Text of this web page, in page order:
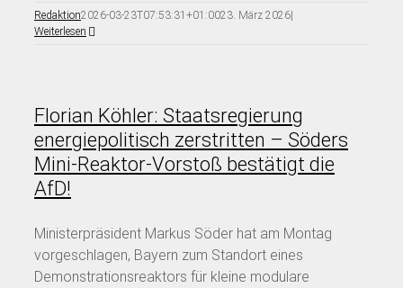
Redaktion2026-03-23T07:53:31+01:0023. März 2026|
Weiterlesen
Florian Köhler: Staatsregierung
energiepolitisch zerstritten – Söders
Mini-Reaktor-Vorstoß bestätigt die
AfD!
Ministerpräsident Markus Söder hat am Montag
vorgeschlagen, Bayern zum Standort eines
Demonstrationsreaktors für kleine modulare